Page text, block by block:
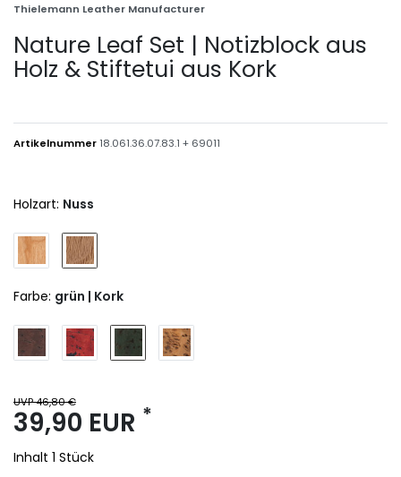
Thielemann Leather Manufacturer
Nature Leaf Set | Notizblock aus
Holz & Stiftetui aus Kork
Artikelnummer18.061.36.07.83.1 + 69011
Holzart: Nuss
Farbe: grün | Kork
UVP 46,80 €
39,90 EUR *
Inhalt 1 Stück